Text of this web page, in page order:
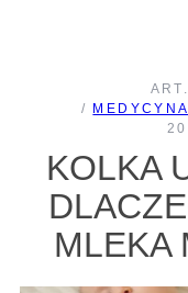
/
KOLKA
MLEKA